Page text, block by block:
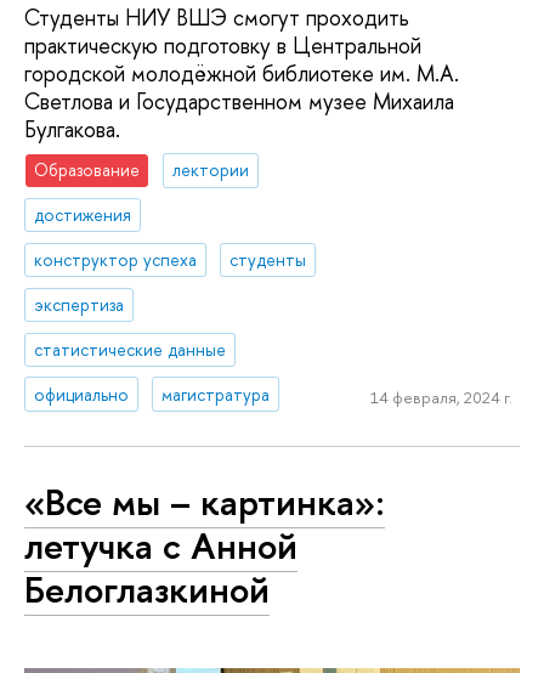
Студенты НИУ ВШЭ смогут проходить
практическую подготовку в Центральной
городской молодёжной библиотеке им. М.А.
Светлова и Государственном музее Михаила
Булгакова.
Образование
лектории
достижения
конструктор успеха
студенты
экспертиза
статистические данные
официально
магистратура 14 февраля, 2024 г.
«Все мы – картинка»:
летучка с Анной
Белоглазкиной